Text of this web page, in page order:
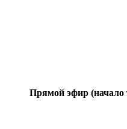
Прямой эфир